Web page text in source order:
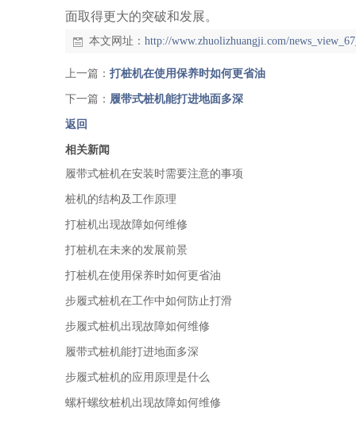
面取得更大的突破和发展。
本文网址： http://www.zhuolizhuangji.com/
上一篇： 打桩机在使用保养时如何更省油
下一篇： 履带式桩机能打进地面多深
返回
相关新闻
履带式桩机在安装时需要注意的事项
桩机的结构及工作原理
打桩机出现故障如何维修
打桩机在未来的发展前景
打桩机在使用保养时如何更省油
步履式桩机在工作中如何防止打滑
步履式桩机出现故障如何维修
履带式桩机能打进地面多深
步履式桩机的应用原理是什么
螺杆螺纹桩机出现故障如何维修